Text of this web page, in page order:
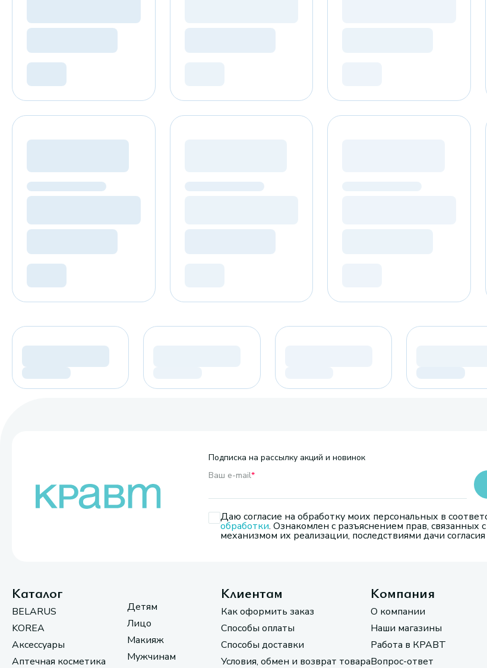
Подписка на рассылку акций и новинок
Ваш e-mail*
Даю согласие на обработку моих персональных в
обработки. Ознакомлен с разъяснением прав, связанных
механизмом их реализации, последствиями дачи
Каталог
BELARUS
KOREA
Аксессуары
Аптечная косметика
Детям
Лицо
Макияж
Мужчинам
Клиентам
Как оформить заказ
Способы оплаты
Способы доставки
Условия, обмен и возврат товара
Компания
О компании
Наши магазины
Работа в КРАВТ
Вопрос-ответ